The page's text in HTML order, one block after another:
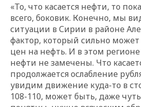
«То, что касается нефти, то
всего, боковик. Конечно, мы
ситуации в Сирии в районе
фактор, который сильно может
цен на нефть. И в этом
нефти не замечены. Что
продолжается ослабление
увидим движение куда-то в
108-110, может быть, даже